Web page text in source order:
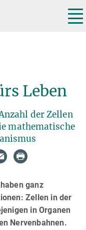
Leben
der Zellen
mathematische
ganz
Zellen in der
in Organen
Nervenbahnen.